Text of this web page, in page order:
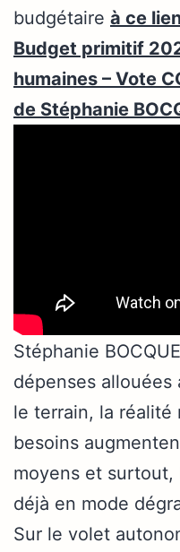
budgétaire à ce
Budget primitif
humaines – Vote
de Stéphanie
Stéphanie
dépenses allouées
le terrain, la réalité
besoins
moyens et
déjà en mode
Sur le volet